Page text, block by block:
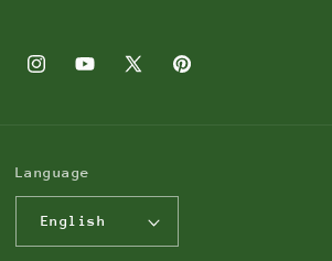
InstagramYouTube
X
Pinterest
Language
English